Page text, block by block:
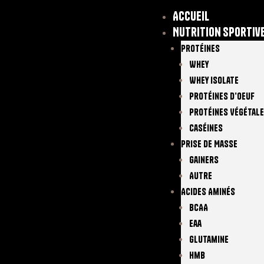
Accueil
Nutrition
Protéines
Whey
Whey Isolate
Protéines D’oeuf
Protéines
Caséines
Prise De Masse
Gainers
Autre
Acides Aminés
BCAA
Eaa
Glutamine
Hmb